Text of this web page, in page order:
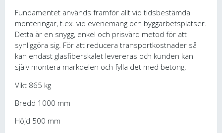
Fundamentet används framför allt vid tidsbestämda
monteringar, t.ex. vid evenemang och byggarbetsplatser.
Detta är en snygg, enkel och prisvärd metod för att
synliggöra sig. För att reducera transportkostnader så
kan endast glasfiberskalet levereras och kunden kan
själv montera markdelen och fylla det med betong.
Vikt 865 kg
Bredd 1000 mm
Höjd 500 mm